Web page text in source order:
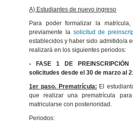
A) Estudiantes de nuevo ingreso
Para poder formalizar la
previamente la solicitud de
establecidos y haber sido admitido/a
realizará en los siguientes periodos:
- FASE 1 DE
solicitudes desde el 30 de marzo al
1er paso. Prematrícula: El
que realizar una prematrícula
matricularse con posterioridad.
Periodos: